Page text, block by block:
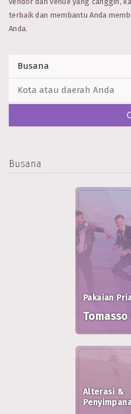
terbaik dan membantu Anda
Anda.
Busana
Pakaian
Tomasso
Alterasi &